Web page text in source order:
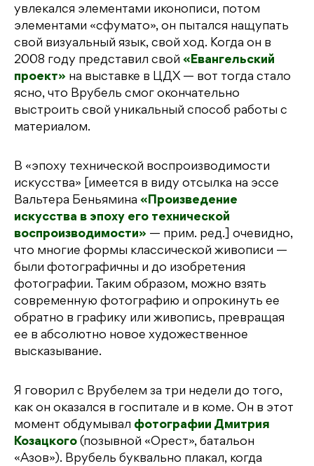
увлекался элементами иконописи, потом
элементами «сфумато», он пытался нащупать
свой визуальный язык, свой ход. Когда он в
2008 году представил свой «Евангельский
проект» на выставке в ЦДХ — вот тогда стало
ясно, что Врубель смог окончательно
выстроить свой уникальный способ работы с
материалом.
В «эпоху технической воспроизводимости
искусства» [имеется в виду отсылка на эссе
Вальтера Беньямина «Произведение
искусства в эпоху его технической
воспроизводимости» — прим. ред.] очевидно,
что многие формы классической живописи —
были фотографичны и до изобретения
фотографии. Таким образом, можно взять
современную фотографию и опрокинуть ее
обратно в графику или живопись, превращая
ее в абсолютно новое художественное
высказывание.
Я говорил с Врубелем за три недели до того,
как он оказался в госпитале и в коме. Он в этот
момент обдумывал фотографии Дмитрия
Козацкого (позывной «Орест», батальон
«Азов»). Врубель буквально плакал, когда